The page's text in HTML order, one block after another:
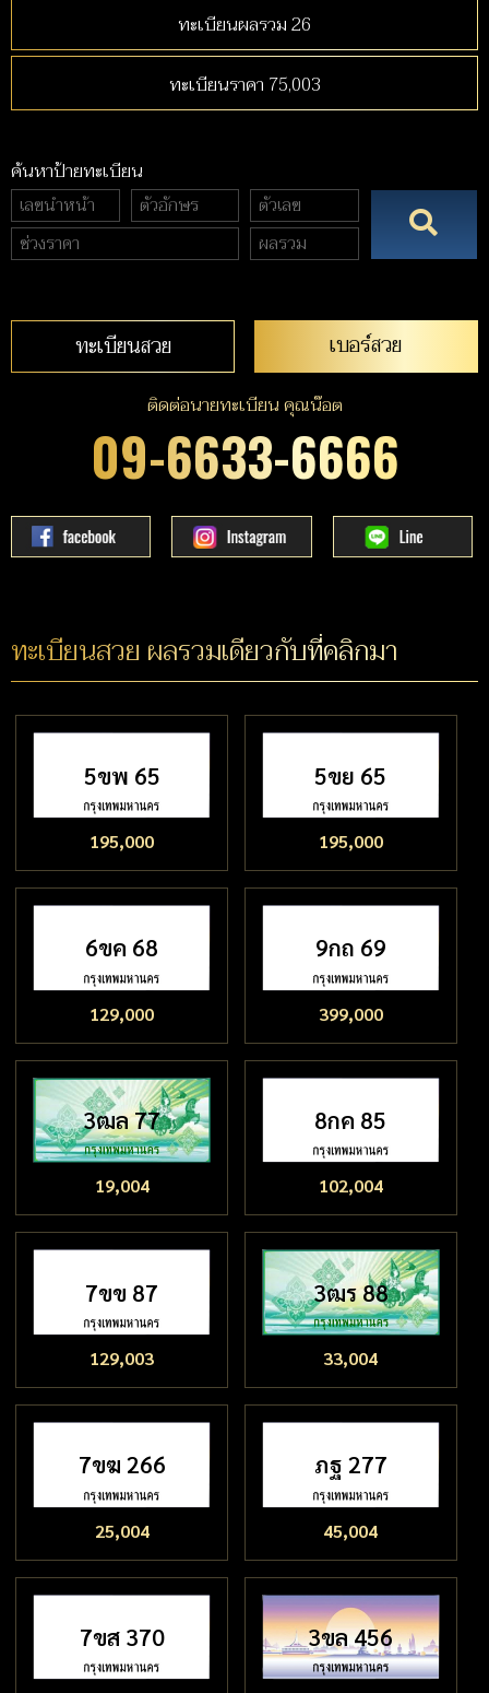
ทะเบียนผลรวม 26
ทะเบียนราคา 75,003
ค้นหาป้ายทะเบียน
ทะเบียนสวย เบอร์สวย
ติดต่อนายทะเบียน คุณน๊อต
09-6633-6666
ทะเบียนสวย ผลรวมเดียวกับที่คลิกมา
5ขพ 65
195,000
5ขย 65
195,000
6ขค 68
129,000
9กถ 69
399,000
3ฒล 77
19,004
8กค 85
102,004
7ขข 87
129,003
3ฒร 88
33,004
7ขฆ 266
25,004
ภฐ 277
45,004
7ขส 370 3ขล 456